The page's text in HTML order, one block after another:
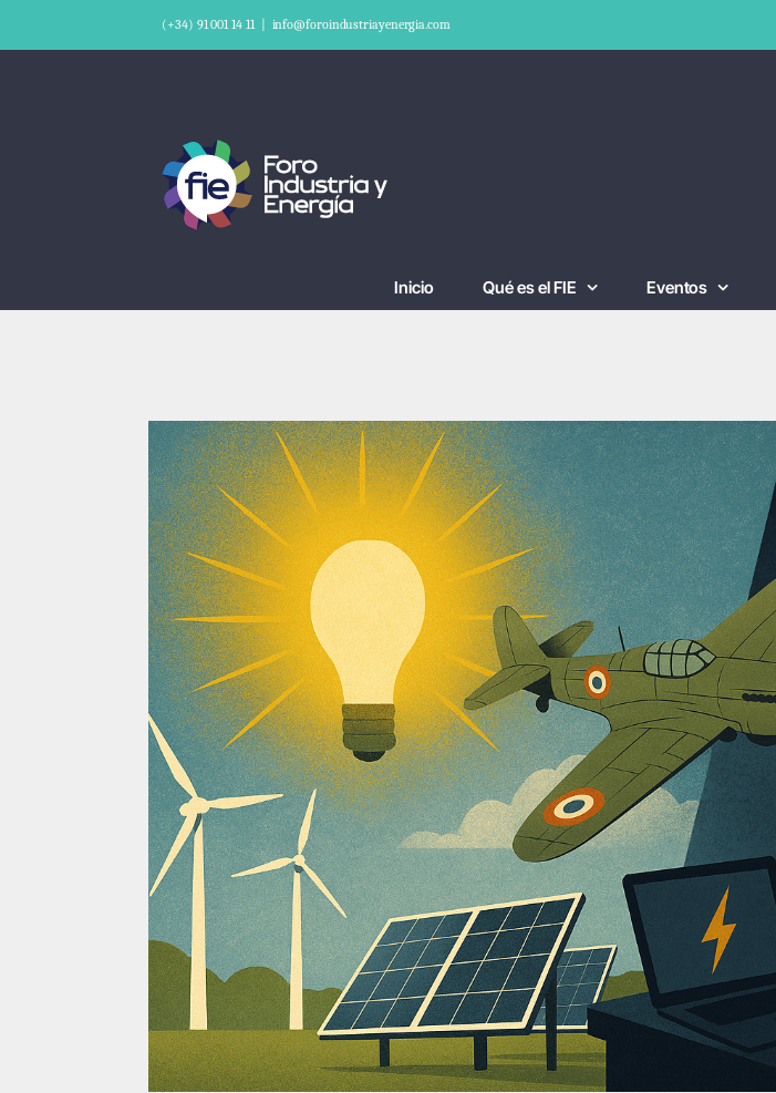
(+34) 91 001 14 11 info@foroindustriayenergia.com
Inicio Qué es el FIE Eventos